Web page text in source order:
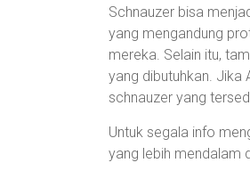
Schnauzer bisa
yang mengandung
mereka. Selain itu,
yang dibutuhkan. Jika
schnauzer yang
Untuk segala info
yang lebih mendalam